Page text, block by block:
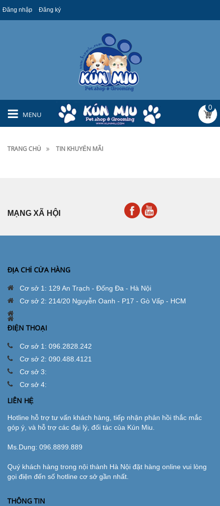
Đăng nhập Đăng ký
MENU
0
TRANG CHỦ TIN KHUYẾN MÃI
MẠNG XÃ HỘI
ĐỊA CHỈ CỬA HÀNG
Cơ sở 1: 129 An Trạch - Đống Đa - Hà Nội
Cơ sở 2: 214/20 Nguyễn Oanh - P17 - Gò Vấp - HCM
ĐIỆN THOẠI
Cơ sở 1: 096.2828.242
Cơ sở 2: 090.488.4121
Cơ sở 3:
Cơ sở 4:
LIÊN HỆ
Hotline hỗ trợ tư vấn khách hàng, tiếp nhận phản hồi thắc mắc
góp ý, và hỗ trợ các đại lý, đối tác của Kún Miu.
Ms.Dung: 096.8899.889
Quý khách hàng trong nội thành Hà Nội đặt hàng online vui lòng
gọi điện đến số hotline cơ sở gần nhất.
THÔNG TIN